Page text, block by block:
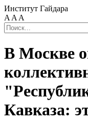
Институт Гайдара
A A A
В Москве
Кавказа: